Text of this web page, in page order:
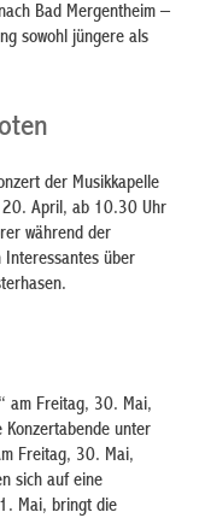
Bad Mergentheim –
sowohl jüngere als
der Musikkapelle
20. April, ab 10.30 Uhr
während der
Interessantes über
am Freitag, 30. Mai,
Konzertabende unter
Freitag, 30. Mai,
sich auf eine
Mai, bringt die